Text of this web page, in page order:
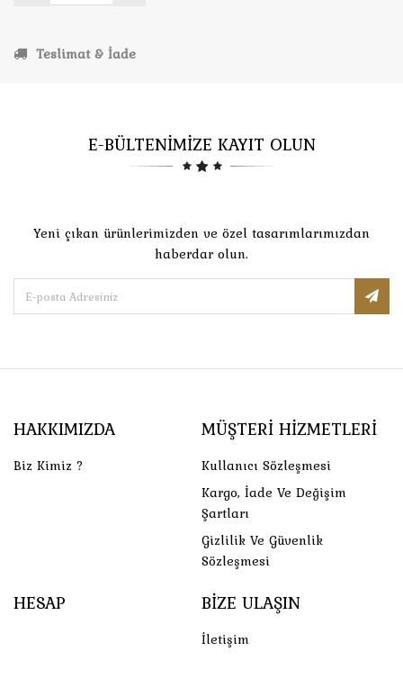
Teslimat & İade
E-BÜLTENİMİZE KAYIT OLUN
Yeni çıkan ürünlerimizden ve özel tasarımlarımızdan
haberdar olun.
HAKKIMIZDA
Biz Kimiz ?
MÜŞTERI HIZMETLERI
Kullanıcı Sözleşmesi
Kargo, İade Ve Değişim
Şartları
Gizlilik Ve Güvenlik
Sözleşmesi
HESAP BIZE ULAŞIN
İletişim